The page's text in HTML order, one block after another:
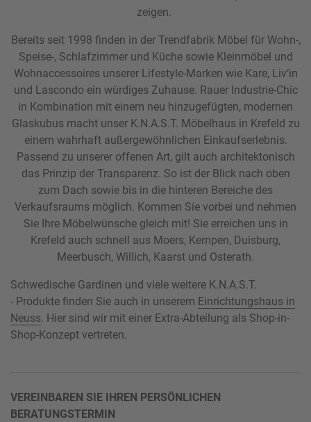
zeigen.
Bereits seit 1998 finden in der Trendfabrik Möbel für Wohn-,
Speise-, Schlafzimmer und Küche sowie Kleinmöbel und
Wohnaccessoires unserer Lifestyle-Marken wie Kare, Liv‘in
und Lascondo ein würdiges Zuhause. Rauer Industrie-Chic
in Kombination mit einem neu hinzugefügten, modernen
Glaskubus macht unser K.N.A.S.T. Möbelhaus in Krefeld zu
einem wahrhaft außergewöhnlichen Einkaufserlebnis.
Passend zu unserer offenen Art, gilt auch architektonisch
das Prinzip der Transparenz. So ist der Blick nach oben
zum Dach sowie bis in die hinteren Bereiche des
Verkaufsraums möglich. Kommen Sie vorbei und nehmen
Sie Ihre Möbelwünsche gleich mit! Sie erreichen uns in
Krefeld auch schnell aus Moers, Kempen, Duisburg,
Meerbusch, Willich, Kaarst und Osterath.
Schwedische Gardinen und viele weitere K.N.A.S.T.
- Produkte finden Sie auch in unserem Einrichtungshaus in
Neuss. Hier sind wir mit einer Extra-Abteilung als Shop-in-
Shop-Konzept vertreten.
VEREINBAREN SIE IHREN PERSÖNLICHEN
BERATUNGSTERMIN